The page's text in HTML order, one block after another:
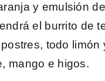
y emulsión
el burrito de
todo limón
mango e higos.